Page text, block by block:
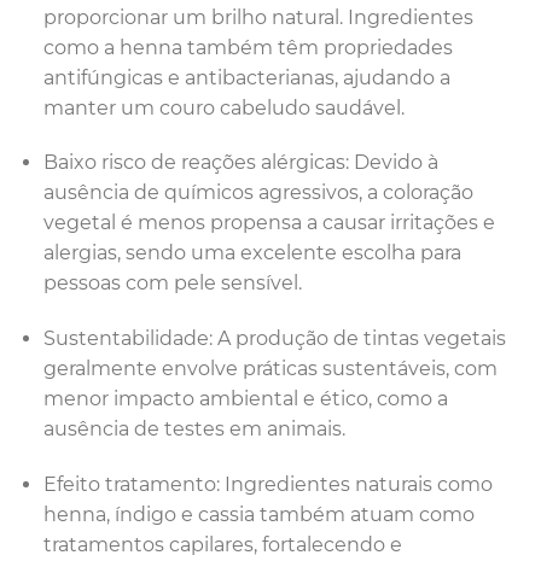
proporcionar um brilho natural. Ingredientes
como a henna também têm propriedades
antifúngicas e antibacterianas, ajudando a
manter um couro cabeludo saudável.
Baixo risco de reações alérgicas: Devido à
ausência de químicos agressivos, a coloração
vegetal é menos propensa a causar irritações e
alergias, sendo uma excelente escolha para
pessoas com pele sensível.
Sustentabilidade: A produção de tintas vegetais
geralmente envolve práticas sustentáveis, com
menor impacto ambiental e ético, como a
ausência de testes em animais.
Efeito tratamento: Ingredientes naturais como
henna, índigo e cassia também atuam como
tratamentos capilares, fortalecendo e